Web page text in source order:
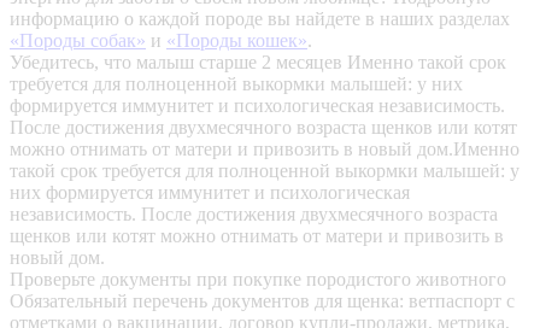
информацию о каждой породе вы найдете в наших разделах
«Породы собак» и «Породы кошек».
Убедитесь, что малыш старше 2 месяцев Именно такой срок
требуется для полноценной выкормки малышей: у них
формируется иммунитет и психологическая независимость.
После достижения двухмесячного возраста щенков или котят
можно отнимать от матери и привозить в новый дом.Именно
такой срок требуется для полноценной выкормки малышей: у
них формируется иммунитет и психологическая
независимость. После достижения двухмесячного возраста
щенков или котят можно отнимать от матери и привозить в
новый дом.
Проверьте документы при покупке породистого животного
Обязательный перечень документов для щенка: ветпаспорт с
отметками о вакцинации, договор купли-продажи, метрика,